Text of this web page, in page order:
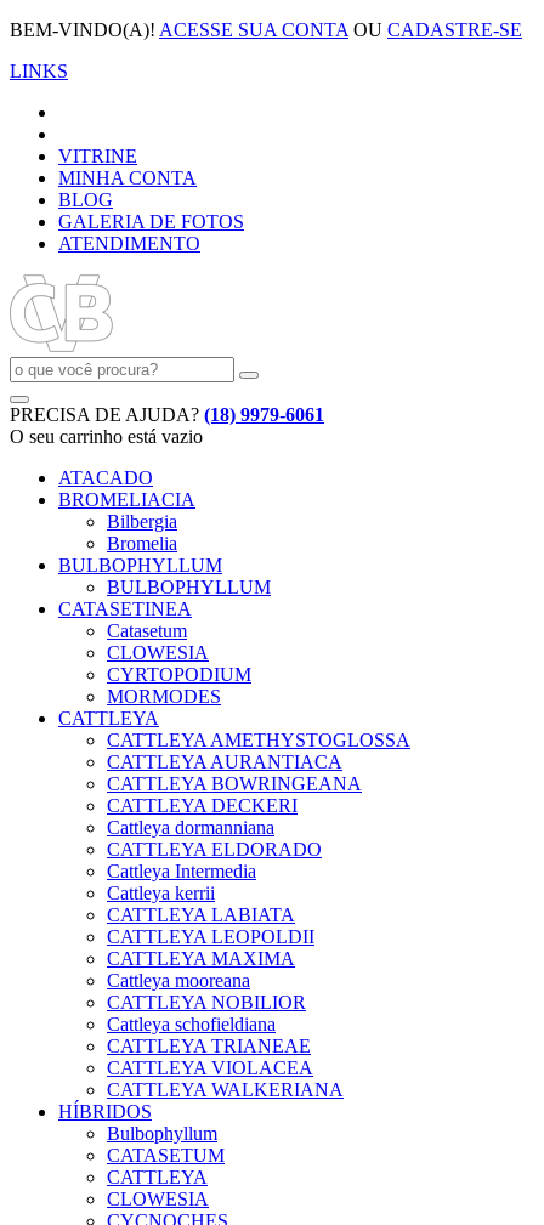
BEM-VINDO(A)! ACESSE SUA CONTA OU CADASTRE-SE
LINKS
VITRINE
MINHA CONTA
BLOG
GALERIA DE FOTOS
ATENDIMENTO
PRECISA DE AJUDA? (18) 9979-6061
O seu carrinho está vazio
ATACADO
BROMELIACIA
Bilbergia
Bromelia
BULBOPHYLLUM
BULBOPHYLLUM
CATASETINEA
Catasetum
CLOWESIA
CYRTOPODIUM
MORMODES
CATTLEYA
CATTLEYA AMETHYSTOGLOSSA
CATTLEYA AURANTIACA
CATTLEYA BOWRINGEANA
CATTLEYA DECKERI
Cattleya dormanniana
CATTLEYA ELDORADO
Cattleya Intermedia
Cattleya kerrii
CATTLEYA LABIATA
CATTLEYA LEOPOLDII
CATTLEYA MAXIMA
Cattleya mooreana
CATTLEYA NOBILIOR
Cattleya schofieldiana
CATTLEYA TRIANEAE
CATTLEYA VIOLACEA
CATTLEYA WALKERIANA
HÍBRIDOS
Bulbophyllum
CATASETUM
CATTLEYA
CLOWESIA
CYCNOCHES